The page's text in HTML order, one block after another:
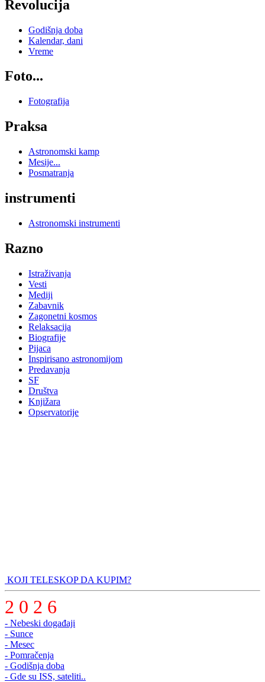
Revolucija
Godišnja doba
Kalendar, dani
Vreme
Foto...
Fotografija
Praksa
Astronomski kamp
Mesije...
Posmatranja
instrumenti
Astronomski instrumenti
Razno
Istraživanja
Vesti
Mediji
Zabavnik
Zagonetni kosmos
Relaksacija
Biografije
Pijaca
Inspirisano astronomijom
Predavanja
SF
Društva
Knjižara
Opservatorije
KOJI TELESKOP DA KUPIM?
2 0 2 6
- Nebeski događaji
- Sunce
- Mesec
- Pomračenja
- Godišnja doba
- Gde su ISS, sateliti..